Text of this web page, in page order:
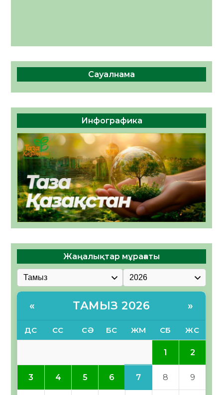
Сауалнама
Инфографика
Жаңалықтар мұрағаты
« ТАМЫЗ 2026 »
ДС СС СӘ БС ЖМ СБ ЖС
1 2
3 4 5 6 7 8 9